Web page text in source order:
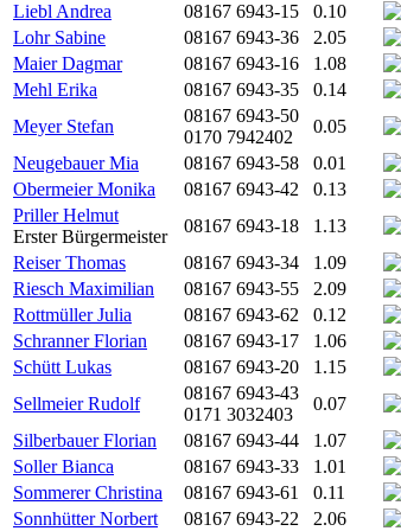
Liebl Andrea
08167 6943-15 0.10
Lohr Sabine
08167 6943-36 2.05
Maier Dagmar
08167 6943-16 1.08
Mehl Erika
08167 6943-35 0.14
Meyer Stefan
08167 6943-50
0170 7942402
0.05
Neugebauer Mia
08167 6943-58 0.01
Obermeier Monika
08167 6943-42 0.13
Priller Helmut
Erster Bürgermeister
08167 6943-18 1.13
Reiser Thomas
08167 6943-34 1.09
Riesch Maximilian
08167 6943-55 2.09
Rottmüller Julia
08167 6943-62 0.12
Schranner Florian
08167 6943-17 1.06
Schütt Lukas
08167 6943-20 1.15
Sellmeier Rudolf
08167 6943-43
0171 3032403
0.07
Silberbauer Florian
08167 6943-44 1.07
Soller Bianca
08167 6943-33 1.01
Sommerer Christina
08167 6943-61 0.11
Sonnhütter Norbert
08167 6943-22 2.06